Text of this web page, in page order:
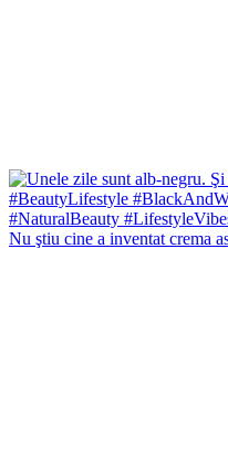
Nu ştiu cine a inventat crema